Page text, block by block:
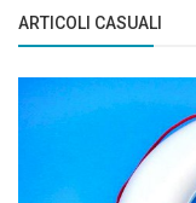
ARTICOLI CASUALI